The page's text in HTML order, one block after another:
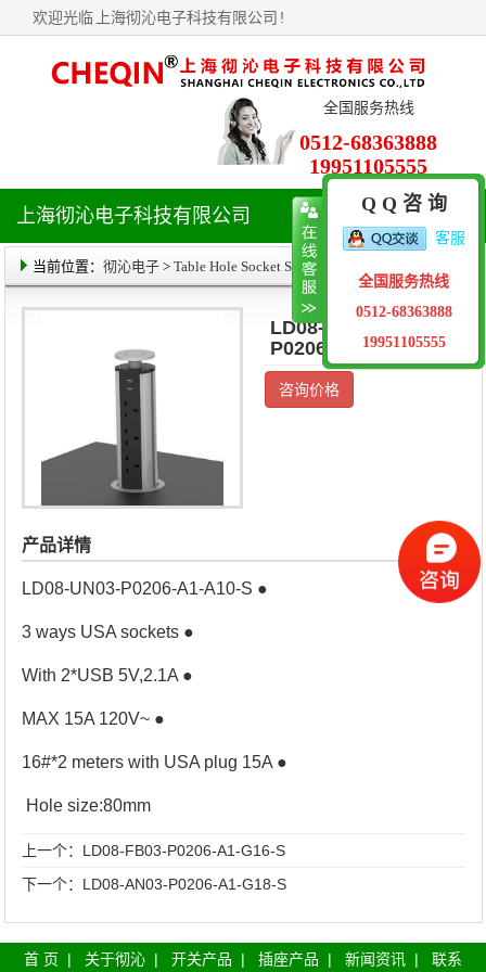
欢迎光临 上海彻沁电子科技有限公司 !
全国服务热线
0512-68363888
19951105555
航
单
上海彻沁电子科技有限公司
当前位置： 彻沁电子> Table Hole Socket Series
LD08-UN03-
P0206-A1-A10-S
咨询价格
产品详情
LD08-UN03-P0206-A1-A10-S ●
3 ways USA sockets ●
With 2*USB 5V,2.1A ●
MAX 15A 120V~ ●
16#*2 meters with USA plug 15A ●
Hole size:80mm
上一个： LD08-FB03-P0206-A1-G16-S
下一个： ​LD08-AN03-P0206-A1-G18-S
首 页 | 关于彻沁 | 开关产品 | 插座产品 | 新闻资讯 | 联系
Q Q 咨 询
客服
全国服务热线
0512-68363888
19951105555